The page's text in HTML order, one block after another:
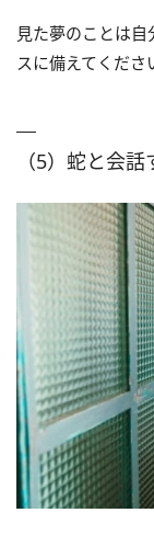
見た夢のことは
スに備えてくださ
（5）蛇と会